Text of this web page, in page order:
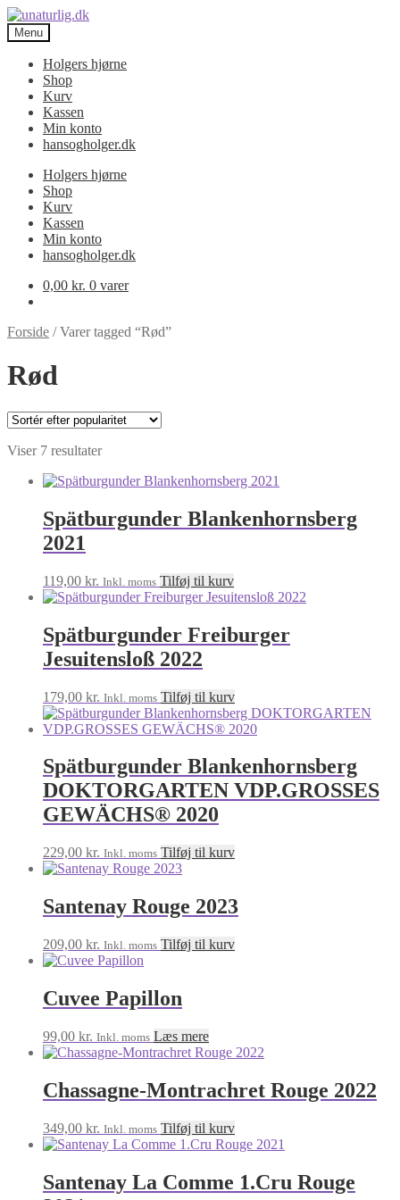
Spring
til
navigation
Spring
til
indhold
Menu
Holgers hjørne
Shop
Kurv
Kassen
Min konto
hansogholger.dk
Holgers hjørne
Shop
Kurv
Kassen
Min konto
hansogholger.dk
0,00 kr. 0 varer
Forside /Varer tagged “Rød”
Rød
Viser 7 resultaterSorteret
popularitet
Spätburgunder Blankenhornsberg
2021
119,00 kr. Inkl. moms Tilføj til kurv
Spätburgunder Freiburger
Jesuitensloß 2022
179,00 kr. Inkl. moms Tilføj til kurv
Spätburgunder Blankenhornsberg
DOKTORGARTEN VDP.GROSSES
GEWÄCHS® 2020
229,00 kr. Inkl. moms Tilføj til kurv
Santenay Rouge 2023
209,00 kr. Inkl. moms Tilføj til kurv
Cuvee Papillon
99,00 kr. Inkl. moms Læs mere
Chassagne-Montrachret Rouge 2022
349,00 kr. Inkl. moms Tilføj til kurv
Santenay La Comme 1.Cru Rouge